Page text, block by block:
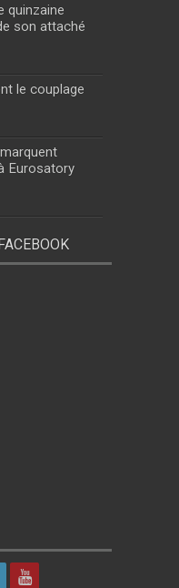
quinzaine
son attaché
le couplage
Eurosatory